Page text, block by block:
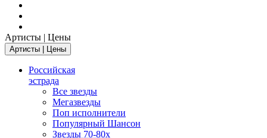
Артисты | Цены
Артисты | Цены
Российская
эстрада
Все звезды
Мегазвезды
Поп исполнители
Популярный Шансон
Звезды 70-80х